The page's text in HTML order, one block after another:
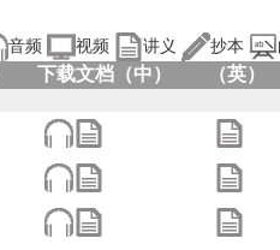
音频 视频 讲义 抄本
下载文档（中） （英）